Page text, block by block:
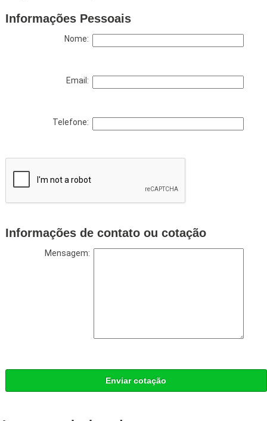
Informações Pessoais
Nome:
Email:
Telefone:
Informações de contato ou cotação
Mensagem:
Enviar cotação